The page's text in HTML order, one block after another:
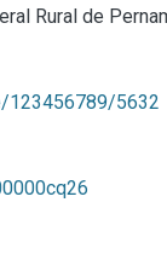
Rural de
123456789/5632